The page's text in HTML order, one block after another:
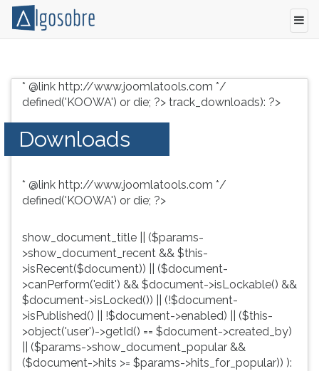
grátis
vestibular,
enem
concursos.
resumos
livros,
biografias,
profissões,
simulados
comentados.
Acessibilidade
TAB
depois
F
para
ouvir
conteúdo
principal
pular
essa
leitura
pressione
depois
* @link http://www.joomlatools.com */
defined('KOOWA') or die; ?> track_downloads): ?>
Downloads
* @link http://www.joomlatools.com */
defined('KOOWA') or die; ?>
show_document_title || ($params-
>show_document_recent && $this-
>isRecent($document)) || ($document-
>canPerform('edit') && $document->isLockable() &&
$document->isLocked()) || (!$document-
>isPublished() || !$document->enabled) || ($this-
>object('user')->getId() == $document->created_by)
|| ($params->show_document_popular &&
($document->hits >= $params->hits_for_popular)) ):